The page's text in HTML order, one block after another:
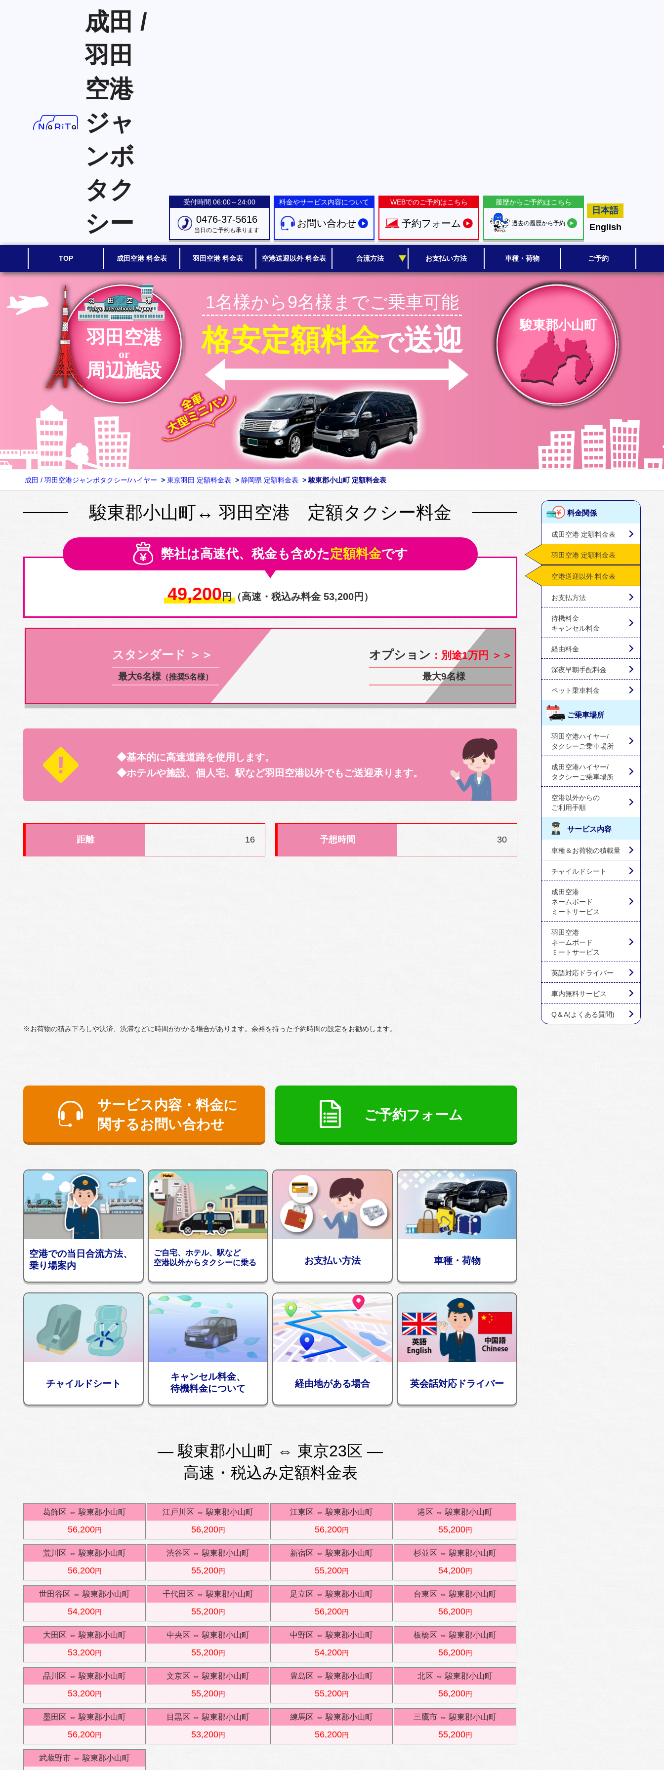
成田 /
羽田
空港
ジャ
ンボ
タク
シー
受付時間 06:00～24:00
0476-37-5616
当日のご予約も承ります
料金やサービス内容について
お問い合わせ
WEBでのご予約はこちら
予約フォーム
履歴からご予約はこちら
過去の履歴から予約
日本語
English
TOP 成田空港 料金表 羽田空港 料金表 空港送迎以外 料金表 合流方法 お支払い方法 車種・荷物 ご予約
羽田空港
or
周辺施設
駿東郡小山町
1名様から9名様までご乗車可能
格安定額料金で送迎
成田 / 羽田空港ジャンボタクシー/ハイヤー > 東京羽田 定額料金表 > 静岡県 定額料金表 > 駿東郡小山町 定額料金表
駿東郡小山町↔ 羽田空港 定額タクシー料金
弊社は高速代、税金も含めた定額料金です
49,200円（高速・税込み料金 53,200円）
スタンダード ＞＞
最大6名様 （推奨5名様）
オプション ：別途1万円 ＞＞
最大9名様
◆基本的に高速道路を使用します。
◆ホテルや施設、個人宅、駅など羽田空港以外でもご送迎承ります。
距離 16 予想時間 30
※お荷物の積み下ろしや決済、渋滞などに時間がかかる場合があります。余裕を持った予約時間の設定をお勧めします。
サービス内容・料金に
関するお問い合わせ
ご予約フォーム
空港での当日合流方法、
乗り場案内
ご自宅、ホテル、駅など
空港以外からタクシーに乗る
お支払い方法 車種・荷物
チャイルドシート
キャンセル料金、
待機料金について
経由地がある場合 英会話対応ドライバー
— 駿東郡小山町 ⇔ 東京23区 —
高速・税込み定額料金表
葛飾区 ⇔ 駿東郡小山町
56,200円
江戸川区 ⇔ 駿東郡小山町
56,200円
江東区 ⇔ 駿東郡小山町
56,200円
港区 ⇔ 駿東郡小山町
55,200円
荒川区 ⇔ 駿東郡小山町
56,200円
渋谷区 ⇔ 駿東郡小山町
55,200円
新宿区 ⇔ 駿東郡小山町
55,200円
杉並区 ⇔ 駿東郡小山町
54,200円
世田谷区 ⇔ 駿東郡小山町
54,200円
千代田区 ⇔ 駿東郡小山町
55,200円
足立区 ⇔ 駿東郡小山町
56,200円
台東区 ⇔ 駿東郡小山町
56,200円
大田区 ⇔ 駿東郡小山町
53,200円
中央区 ⇔ 駿東郡小山町
55,200円
中野区 ⇔ 駿東郡小山町
54,200円
板橋区 ⇔ 駿東郡小山町
56,200円
品川区 ⇔ 駿東郡小山町
53,200円
文京区 ⇔ 駿東郡小山町
55,200円
豊島区 ⇔ 駿東郡小山町
55,200円
北区 ⇔ 駿東郡小山町
56,200円
墨田区 ⇔ 駿東郡小山町
56,200円
目黒区 ⇔ 駿東郡小山町
53,200円
練馬区 ⇔ 駿東郡小山町
56,200円
三鷹市 ⇔ 駿東郡小山町
55,200円
武蔵野市 ⇔ 駿東郡小山町
料金関係
成田空港 定額料金表
羽田空港 定額料金表
空港送迎以外 料金表
お支払方法
待機料金
キャンセル料金
経由料金
深夜早朝手配料金
ペット乗車料金
ご乗車場所
羽田空港ハイヤー/
タクシーご乗車場所
成田空港ハイヤー/
タクシーご乗車場所
空港以外からの
ご利用手順
サービス内容
車種＆お荷物の積載量
チャイルドシート
成田空港
ネームボード
ミートサービス
羽田空港
ネームボード
ミートサービス
英語対応ドライバー
車内無料サービス
Q＆A(よくある質問)